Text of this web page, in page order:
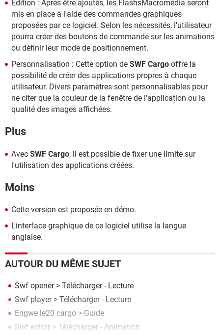
Edition : Après être ajoutés, les FlashsMacromédia seront
mis en place à l'aide des commandes graphiques
proposées par ce logiciel. Selon les nécessités, l'utilisateur
pourra créer des boutons de commande sur les animations
ou définir leur mode de positionnement.
Personnalisation : Cette option de SWF Cargo offre la
possibilité de créer des applications propres à chaque
utilisateur. Divers paramètres sont personnalisables pour
ne citer que la couleur de la fenêtre de l'application ou la
qualité des images affichées.
Plus
Avec SWF Cargo, il est possible de fixer une limite sur
l'utilisation des applications créées.
Moins
Cette version est proposée en démo.
L'interface graphique de ce logiciel utilise la langue
anglaise.
AUTOUR DU MÊME SUJET
Swf opener> Télécharger - Lecture
Swf player> Télécharger - Lecture
Engwe le20 cargo > Guide
Swf editor > Télécharger - Animation